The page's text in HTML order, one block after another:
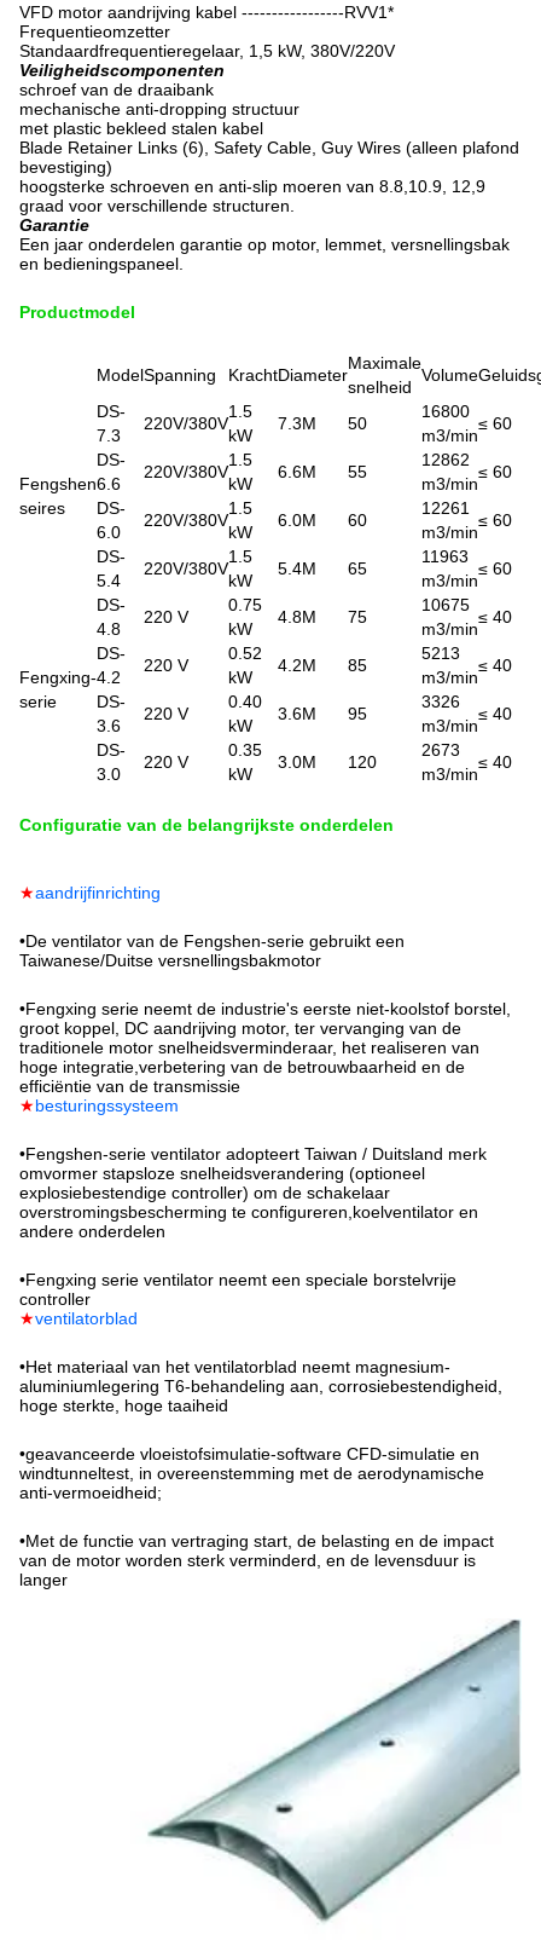
VFD motor aandrijving kabel -----------------RVV1*
Frequentieomzetter
Standaardfrequentieregelaar, 1,5 kW, 380V/220V
Veiligheidscomponenten
schroef van de draaibank
mechanische anti-dropping structuur
met plastic bekleed stalen kabel
Blade Retainer Links (6), Safety Cable, Guy Wires (alleen plafond
bevestiging)
hoogsterke schroeven en anti-slip moeren van 8.8,10.9, 12,9
graad voor verschillende structuren.
Garantie
Een jaar onderdelen garantie op motor, lemmet, versnellingsbak
en bedieningspaneel.
Productmodel
ModelSpanning KrachtDiameter
Maximale
snelheid
Volume
Fengshen
seires
DS-
7.3
220V/380V
1.5
kW
7.3M 50
16800
m3/min
≤ 60
DS-
6.6
220V/380V
1.5
kW
6.6M 55
12862
m3/min
≤ 60
DS-
6.0
220V/380V
1.5
kW
6.0M 60
12261
m3/min
≤ 60
DS-
5.4
220V/380V
1.5
kW
5.4M 65
11963
m3/min
≤ 60
Fengxing-
serie
DS-
4.8
220 V
0.75
kW
4.8M 75
10675
m3/min
≤ 40
DS-
4.2
220 V
0.52
kW
4.2M 85
5213
m3/min
≤ 40
DS-
3.6
220 V
0.40
kW
3.6M 95
3326
m3/min
≤ 40
DS-
3.0
220 V
0.35
kW
3.0M 120
2673
m3/min
≤ 40
Configuratie van de belangrijkste onderdelen
★aandrijfinrichting
•De ventilator van de Fengshen-serie gebruikt een
Taiwanese/Duitse versnellingsbakmotor
•Fengxing serie neemt de industrie's eerste niet-koolstof borstel,
groot koppel, DC aandrijving motor, ter vervanging van de
traditionele motor snelheidsverminderaar, het realiseren van
hoge integratie,verbetering van de betrouwbaarheid en de
efficiëntie van de transmissie
★besturingssysteem
•Fengshen-serie ventilator adopteert Taiwan / Duitsland merk
omvormer stapsloze snelheidsverandering (optioneel
explosiebestendige controller) om de schakelaar
overstromingsbescherming te configureren,koelventilator en
andere onderdelen
•Fengxing serie ventilator neemt een speciale borstelvrije
controller
★ventilatorblad
•Het materiaal van het ventilatorblad neemt magnesium-
aluminiumlegering T6-behandeling aan, corrosiebestendigheid,
hoge sterkte, hoge taaiheid
•geavanceerde vloeistofsimulatie-software CFD-simulatie en
windtunneltest, in overeenstemming met de aerodynamische
anti-vermoeidheid;
•Met de functie van vertraging start, de belasting en de impact
van de motor worden sterk verminderd, en de levensduur is
langer